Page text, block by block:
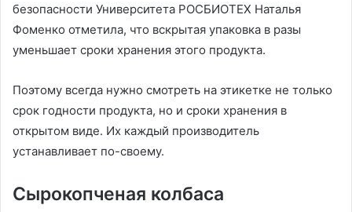
безопасности Университета РОСБИОТЕХ Наталья
Фоменко отметила, что вскрытая упаковка в разы
уменьшает сроки хранения этого продукта.
Поэтому всегда нужно смотреть на этикетке не только
срок годности продукта, но и сроки хранения в
открытом виде. Их каждый производитель
устанавливает по-своему.
Сырокопченая колбаса